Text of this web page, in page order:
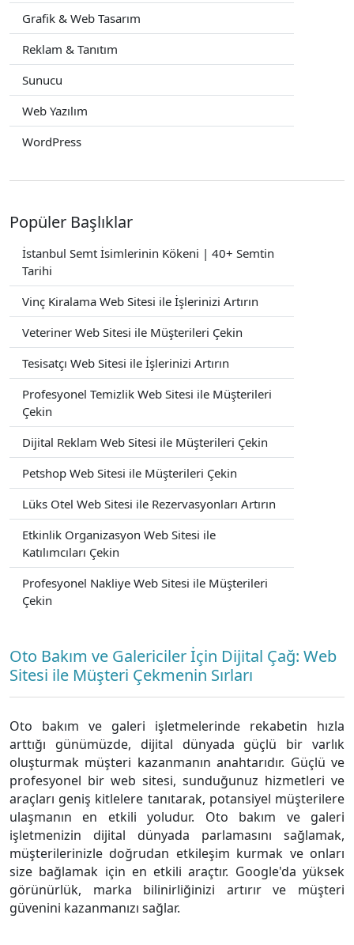
Grafik & Web Tasarım
Reklam & Tanıtım
Sunucu
Web Yazılım
WordPress
Popüler Başlıklar
İstanbul Semt İsimlerinin Kökeni | 40+ Semtin
Tarihi
Vinç Kiralama Web Sitesi ile İşlerinizi Artırın
Veteriner Web Sitesi ile Müşterileri Çekin
Tesisatçı Web Sitesi ile İşlerinizi Artırın
Profesyonel Temizlik Web Sitesi ile Müşterileri
Çekin
Dijital Reklam Web Sitesi ile Müşterileri Çekin
Petshop Web Sitesi ile Müşterileri Çekin
Lüks Otel Web Sitesi ile Rezervasyonları Artırın
Etkinlik Organizasyon Web Sitesi ile
Katılımcıları Çekin
Profesyonel Nakliye Web Sitesi ile Müşterileri
Çekin
Oto Bakım ve Galericiler İçin Dijital Çağ: Web
Sitesi ile Müşteri Çekmenin Sırları
Oto bakım ve galeri işletmelerinde rekabetin hızla
arttığı günümüzde, dijital dünyada güçlü bir varlık
oluşturmak müşteri kazanmanın anahtarıdır. Güçlü ve
profesyonel bir web sitesi, sunduğunuz hizmetleri ve
araçları geniş kitlelere tanıtarak, potansiyel müşterilere
ulaşmanın en etkili yoludur. Oto bakım ve galeri
işletmenizin dijital dünyada parlamasını sağlamak,
müşterilerinizle doğrudan etkileşim kurmak ve onları
size bağlamak için en etkili araçtır. Google'da yüksek
görünürlük, marka bilinirliğinizi artırır ve müşteri
güvenini kazanmanızı sağlar.